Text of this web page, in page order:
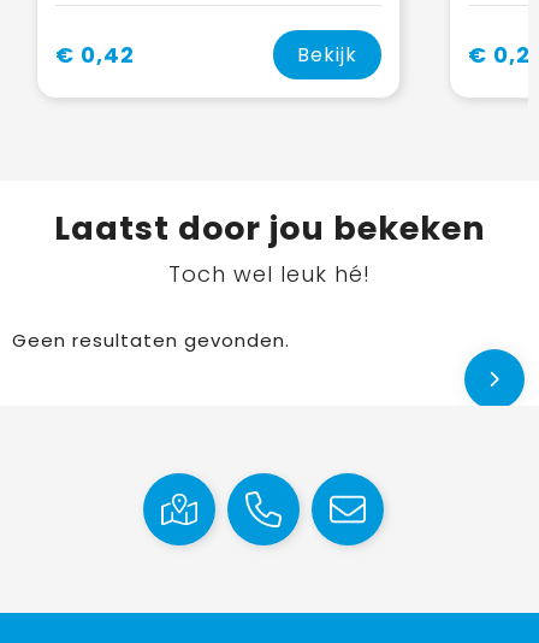
€ 0,42 Bekijk €
Laatst door jou bekeken
Toch wel leuk hé!
Geen resultaten gevonden.